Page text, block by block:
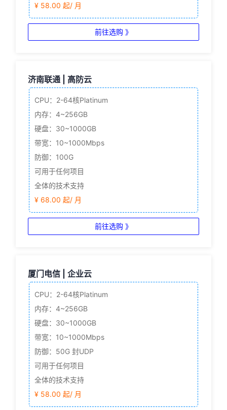
¥ 58.00 起/ 月
前往选购 》
济南联通 | 高防云
CPU：2-64核Platinum
内存：4~256GB
硬盘：30~1000GB
带宽：10~1000Mbps
防御：100G
可用于任何项目
全体的技术支持
¥ 68.00 起/ 月
前往选购 》
厦门电信 | 企业云
CPU：2-64核Platinum
内存：4~256GB
硬盘：30~1000GB
带宽：10~1000Mbps
防御：50G 封UDP
可用于任何项目
全体的技术支持
¥ 58.00 起/ 月